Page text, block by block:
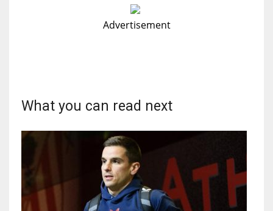
Advertisement
What you can read next